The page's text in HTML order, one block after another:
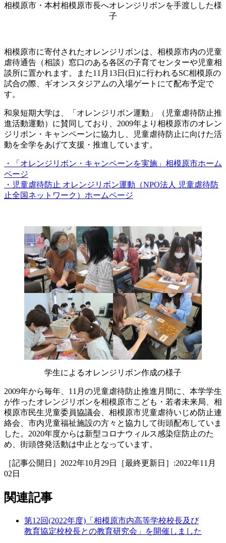
相模原市・本村相模原市長へオレンジリボンを手渡しした様
子
相模原市に寄付されたオレンジリボンは、相模原市内の児童
虐待通告（相談）窓口のある各区の子育てセンターや児童相
談所に置かれます。また11月13日(日)に行われるSC相模原の
試合の際、ギオンスタジアムの入場ゲートにて配布予定で
す。
和泉短期大学は、「オレンジリボン運動」（児童虐待防止推
進活動運動）に賛同しており、2009年より相模原市のオレン
ジリボン・キャンペーンに協力し、児童虐待防止に向けた活
動を全学をあげて支援・推進しています。
・「オレンジリボン・キャンペーンを実施」相模原市ホーム
ページ
・児童虐待防止 オレンジリボン運動（NPO法人 児童虐待防
止全国ネットワーク）ホームページ
学生によるオレンジリボン作成の様子
2009年から毎年、11月の児童虐待防止推進月間に、本学学生
が作ったオレンジリボンを相模原市こども・若者未来局、相
模原市民生児童委員協議会、相模原市児童虐待いじめ防止連
絡会、市内児童福祉施設の方々と協力して街頭配布していま
した。2020年度からは新型コロナウィルス感染症防止のた
め、街頭啓発活動は中止となっています。
［記事公開日］2022年10月29日［最終更新日］:2022年11月
02日
関連記事
第12回(2022年度)「相模原市内高等学校校長及び
教育協定校校長との教育研究会」を開催しました